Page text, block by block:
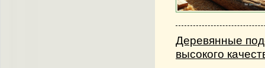
Деревянные
высокого